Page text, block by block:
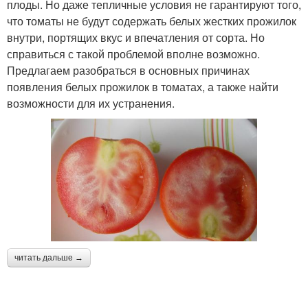
плоды. Но даже тепличные условия не гарантируют того,
что томаты не будут содержать белых жестких прожилок
внутри, портящих вкус и впечатления от сорта. Но
справиться с такой проблемой вполне возможно.
Предлагаем разобраться в основных причинах
появления белых прожилок в томатах, а также найти
возможности для их устранения.
читать дальше →